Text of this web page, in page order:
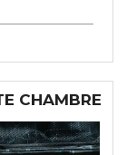
CHAMBRE